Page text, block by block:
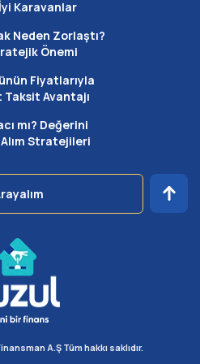
dosya masrafları veya
noter huzurunda
güvence altına alınır ve
olmak isteyen binlerce kişi,
ile Kendi
ve o anki ekonomik
kullanıcı dostu bir
sanayi, ticaret, tekstil
ve dönemsel gelir
için bu esneklik büyük bir
dilediğiniz zaman
Karavanlar
Neden Zorlaştı?
Önemi
Fiyatlarıyla
Avantajı
mı? Değerini
Stratejileri
A.Ş Tüm hakkı saklıdır.